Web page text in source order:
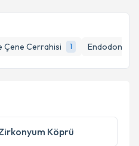
Çene Cerrahisi 1 Endodonti
posta ile bilgilendireceğiz.
ilişkinAydınlatma
kişisel verilerimin belirtilen
kabul ediyorum.
Köprü